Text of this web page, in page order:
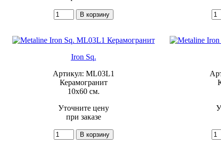
Iron Sq.
Артикул: ML03L1
Керамогранит
10x60 см.
Уточните цену
при заказе